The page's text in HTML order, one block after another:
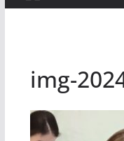
img-